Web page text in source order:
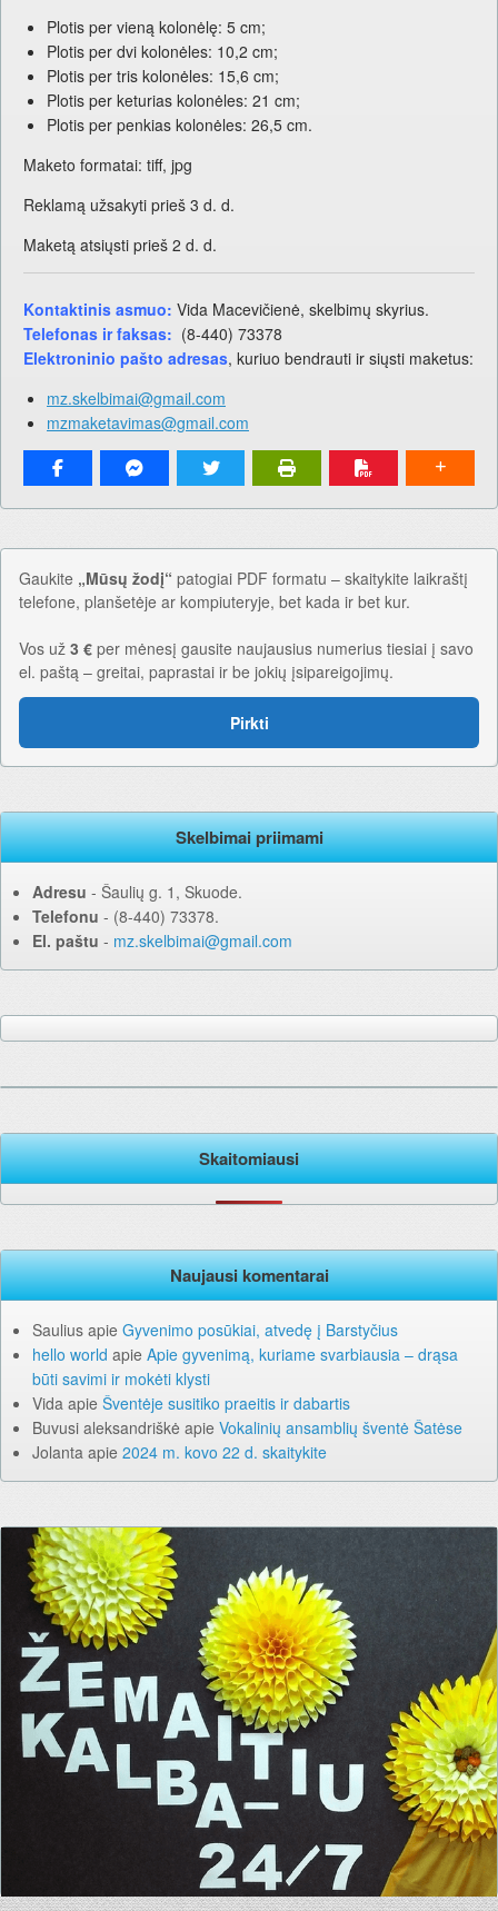
Plotis per vieną kolonėlę: 5 cm;
Plotis per dvi kolonėles: 10,2 cm;
Plotis per tris kolonėles: 15,6 cm;
Plotis per keturias kolonėles: 21 cm;
Plotis per penkias kolonėles: 26,5 cm.
Maketo formatai: tiff, jpg
Reklamą užsakyti prieš 3 d. d.
Maketą atsiųsti prieš 2 d. d.
Kontaktinis asmuo: Vida Macevičienė, skelbimų skyrius.
Telefonas ir faksas: (8-440) 73378
Elektroninio pašto adresas, kuriuo bendrauti ir siųsti maketus:
mz.skelbimai@gmail.com
mzmaketavimas@gmail.com
Gaukite „Mūsų žodį“ patogiai PDF formatu – skaitykite laikraštį
telefone, planšetėje ar kompiuteryje, bet kada ir bet kur.
Vos už 3 € per mėnesį gausite naujausius numerius tiesiai į savo
el. paštą – greitai, paprastai ir be jokių įsipareigojimų.
Pirkti
Skelbimai priimami
Adresu ‐ Šaulių g. 1, Skuode.
Telefonu ‐ (8-440) 73378.
El. paštu ‐ mz.skelbimai@gmail.com
Skaitomiausi
Naujausi komentarai
Saulius apie Gyvenimo posūkiai, atvedę į Barstyčius
hello world apie Apie gyvenimą, kuriame svarbiausia – drąsa
būti savimi ir mokėti klysti
Vida apie Šventėje susitiko praeitis ir dabartis
Buvusi aleksandriškė apie Vokalinių ansamblių šventė Šatėse
Jolanta apie 2024 m. kovo 22 d. skaitykite